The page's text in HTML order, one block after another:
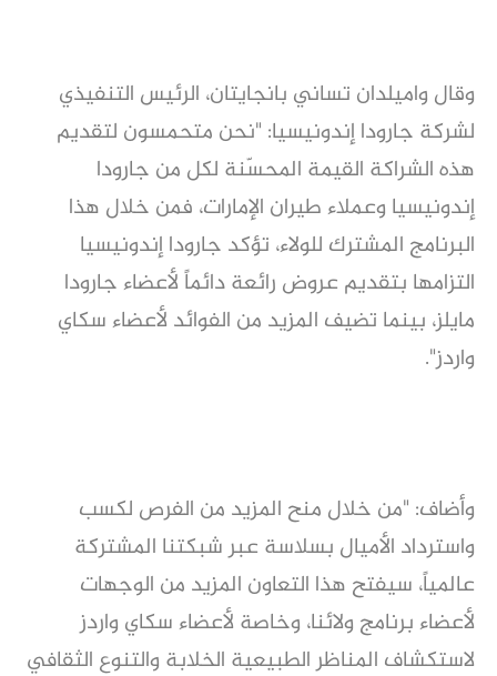
وقال واميلدان تساني بانجايتان، الرئيس التنفيذي
لشركة جارودا إندونيسيا: "نحن متحمسون لتقديم
هذه الشراكة القيمة المحسّنة لكل من جارودا
إندونيسيا وعملاء طيران الإمارات، فمن خلال هذا
البرنامج المشترك للولاء، تؤكد جارودا إندونيسيا
التزامها بتقديم عروض رائعة دائماً لأعضاء جارودا
مايلز، بينما تضيف المزيد من الفوائد لأعضاء سكاي
واردز".
وأضاف: "من خلال منح المزيد من الفرص لكسب
واسترداد الأميال بسلاسة عبر شبكتنا المشتركة
عالمياً، سيفتح هذا التعاون المزيد من الوجهات
لأعضاء برنامج ولائنا، وخاصة لأعضاء سكاي واردز
لاستكشاف المناظر الطبيعية الخلابة والتنوع الثقافي